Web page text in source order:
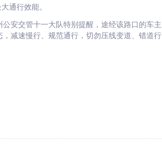
通行效能。
安交管十一大队特别提醒，途经该路口的车主
减速慢行、规范通行，切勿压线变道、错道行